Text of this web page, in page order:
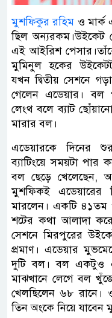
মুশফিকুর রহিম ও
ছিল অন্যরকম।উইকেট
এই আইরিশ
মুমিনুল হকের
যখন দ্বিতীয় সেশনে
গেলেন এডেয়ার। বল
লেংথ বলে ব্যাট
মারার বল।
এডেয়ারকে দিনের
ব্যাটিংয়ে সময়টা পার
বল ছেড়ে খেলেছেন,
মুশফিকই এডেয়ারের
মারলেন। একটি ৪১তম
শটের কথা আলাদা
সেশনে মিরপুরের
প্রমাণ। এডেয়ার
দুটি বল। বল একটুও
মাঝখানে লেগে বল
খেলছিলেন ৬৮ রানে।
তিন অংকে নিয়ে যাবেন